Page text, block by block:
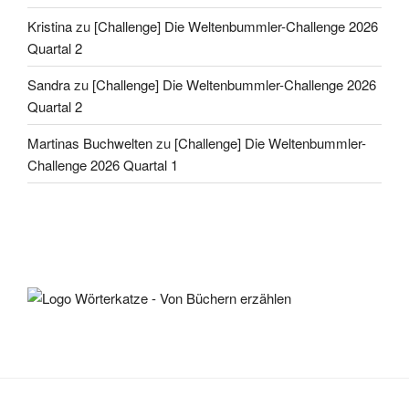
Kristinazu [Challenge] Die Weltenbummler-Challenge 2026
Quartal 2
Sandrazu [Challenge] Die Weltenbummler-Challenge 2026
Quartal 2
Martinas Buchweltenzu [Challenge] Die Weltenbummler-
Challenge 2026 Quartal 1